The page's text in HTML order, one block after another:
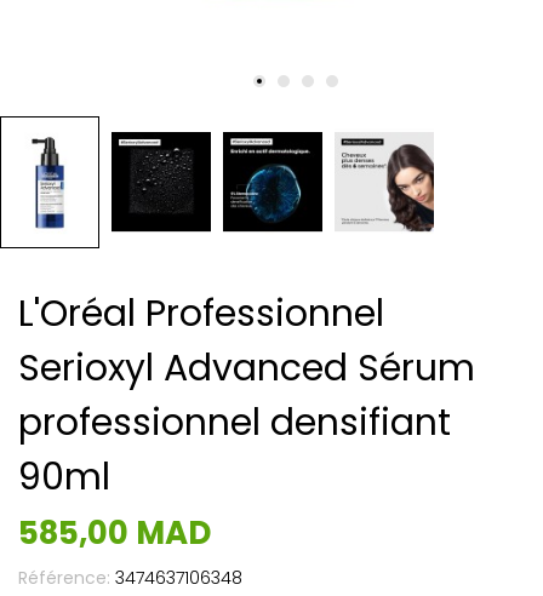
L'Oréal Professionnel
Serioxyl Advanced Sérum
professionnel densifiant
90ml
585,00 MAD
Référence: 3474637106348